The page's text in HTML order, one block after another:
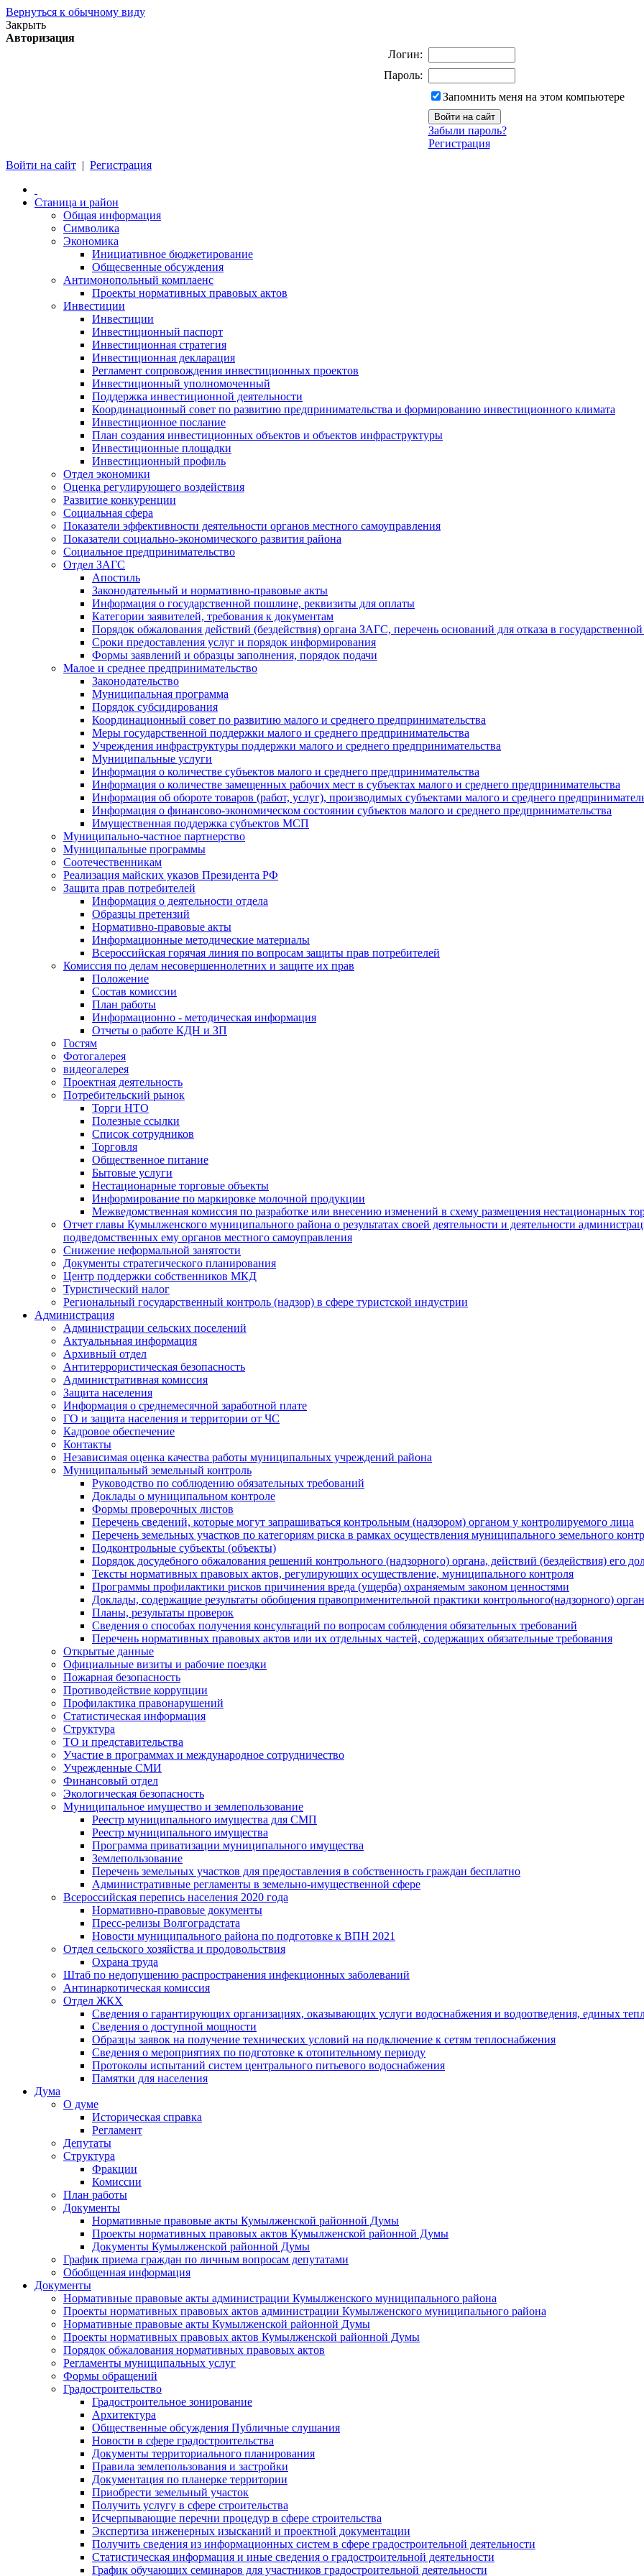
Вернуться к обычному виду
Закрыть
Авторизация
Логин:
Пароль:
Запомнить меня на этом компьютере
Забыли пароль?
Регистрация
Войти на сайт | Регистрация
Станица и район
Общая информация
Символика
Экономика
Инициативное бюджетирование
Общесвенные обсуждения
Антимонопольный комплаенс
Проекты нормативных правовых актов
Инвестиции
Инвестиции
Инвестиционный паспорт
Инвестиционная стратегия
Инвестиционная декларация
Регламент сопровождения инвестиционных проектов
Инвестиционный уполномоченный
Поддержка инвестиционной деятельности
Координационный совет по развитию предпринимательства и формированию инвестиционного климата
Инвестиционное послание
План создания инвестиционных объектов и объектов инфраструктуры
Инвестиционные площадки
Инвестиционный профиль
Отдел экономики
Оценка регулирующего воздействия
Развитие конкуренции
Социальная сфера
Показатели эффективности деятельности органов местного самоуправления
Показатели социально-экономического развития района
Социальное предпринимательство
Отдел ЗАГС
Апостиль
Законодательный и нормативно-правовые акты
Информация о государственной пошлине, реквизиты для оплаты
Категории заявителей, требования к документам
Порядок обжалования действий (бездействия) органа ЗАГС, перечень оснований для отказа в
Сроки предоставления услуг и порядок информирования
Формы заявлений и образцы заполнения, порядок подачи
Малое и среднее предпринимательство
Законодательство
Муниципальная программа
Порядок субсидирования
Координационный совет по развитию малого и среднего предпринимательства
Меры государственной поддержки малого и среднего предпринимательства
Учреждения инфраструктуры поддержки малого и среднего предпринимательства
Муниципальные услуги
Информация о количестве субъектов малого и среднего предпринимательства
Информация о количестве замещенных рабочих мест в субъектах малого и среднего предпринимательства
Информация об обороте товаров (работ, услуг), производимых субъектами малого и среднего
Информация о финансово-экономическом состоянии субъектов малого и среднего предпринимательства
Имущественная поддержка субъектов МСП
Муниципально-частное партнерство
Муниципальные программы
Соотечественникам
Реализация майских указов Президента РФ
Защита прав потребителей
Информация о деятельности отдела
Образцы претензий
Нормативно-правовые акты
Информационные методические материалы
Всероссийская горячая линия по вопросам защиты прав потребителей
Комиссия по делам несовершеннолетних и защите их прав
Положение
Состав комиссии
План работы
Информационно - методическая информация
Отчеты о работе КДН и ЗП
Гостям
Фотогалерея
видеогалерея
Проектная деятельность
Потребительский рынок
Торги НТО
Полезные ссылки
Список сотрудников
Торговля
Общественное питание
Бытовые услуги
Нестационарные торговые объекты
Информирование по маркировке молочной продукции
Межведомственная комиссия по разработке или внесению изменений в схему размещения нестационарных
Отчет главы Кумылженского муниципального района о результатах своей деятельности и деятельности
подведомственных ему органов местного самоуправления
Снижение неформальной занятости
Документы стратегического планирования
Центр поддержки собственников МКД
Туристический налог
Региональный государственный контроль (надзор) в сфере туристской индустрии
Администрация
Администрации сельских поселений
Актуальньная информация
Архивный отдел
Антитеррористическая безопасность
Административная комиссия
Защита населения
Информация о среднемесячной заработной плате
ГО и защита населения и территории от ЧС
Кадровое обеспечение
Контакты
Независимая оценка качества работы муниципальных учреждений района
Муниципальный земельный контроль
Руководство по соблюдению обязательных требований
Доклады о муниципальном контроле
Формы проверочных листов
Перечень сведений, которые могут запрашиваться контрольным (надзором) органом у контролируемого лица
Перечень земельных участков по категориям риска в рамках осуществления муниципального земельного
Подконтрольные субъекты (объекты)
Порядок досудебного обжалования решений контрольного (надзорного) органа, действий (бездействия) его
Тексты нормативных правовых актов, регулирующих осуществление, муниципального контроля
Программы профилактики рисков причинения вреда (ущерба) охраняемым законом ценностями
Доклады, содержащие результаты обобщения правоприменительной практики контрольного(надзорного)
Планы, результаты проверок
Сведения о способах получения консультаций по вопросам соблюдения обязательных требований
Перечень нормативных правовых актов или их отдельных частей, содержащих обязательные требования
Открытые данные
Официальные визиты и рабочие поездки
Пожарная безопасность
Противодействие коррупции
Профилактика правонарушений
Статистическая информация
Структура
ТО и представительства
Участие в программах и международное сотрудничество
Учрежденные СМИ
Финансовый отдел
Экологическая безопасность
Муниципальное имущество и землепользование
Реестр муниципального имущества для СМП
Реестр муниципального имущества
Программа приватизации муниципального имущества
Землепользование
Перечень земельных участков для предоставления в собственность граждан бесплатно
Административные регламенты в земельно-имущественной сфере
Всероссийская перепись населения 2020 года
Нормативно-правовые документы
Пресс-релизы Волгоградстата
Новости муниципального района по подготовке к ВПН 2021
Отдел сельского хозяйства и продовольствия
Охрана труда
Штаб по недопущению распространения инфекционных заболеваний
Антинаркотическая комиссия
Отдел ЖКХ
Сведения о гарантирующих организациях, оказывающих услуги водоснабжения и водоотведения, единых
Сведения о доступной мощности
Образцы заявок на получение технических условий на подключение к сетям теплоснабжения
Сведения о мероприятиях по подготовке к отопительному периоду
Протоколы испытаний систем центрального питьевого водоснабжения
Памятки для населения
Дума
О думе
Историческая справка
Регламент
Депутаты
Структура
Фракции
Комиссии
План работы
Документы
Нормативные правовые акты Кумылженской районной Думы
Проекты нормативных правовых актов Кумылженской районной Думы
Документы Кумылженской районной Думы
График приема граждан по личным вопросам депутатами
Обобщенная информация
Документы
Нормативные правовые акты администрации Кумылженского муниципального района
Проекты нормативных правовых актов администрации Кумылженского муниципального района
Нормативные правовые акты Кумылженской районной Думы
Проекты нормативных правовых актов Кумылженской районной Думы
Порядок обжалования нормативных правовых актов
Регламенты муниципальных услуг
Формы обращений
Градостроительство
Градостроительное зонирование
Архитектура
Общественные обсуждения Публичные слушания
Новости в сфере градостроительства
Документы территориального планирования
Правила землепользования и застройки
Документация по планерке территории
Приобрести земельный участок
Получить услугу в сфере строительства
Исчерпывающие перечни процедур в сфере строительства
Экспертиза инженерных изысканий и проектной документации
Получить сведения из информационных систем в сфере градостроительной деятельности
Статистическая информация и иные сведения о градостроительной деятельности
График обучающих семинаров для участников градостроительной деятельности